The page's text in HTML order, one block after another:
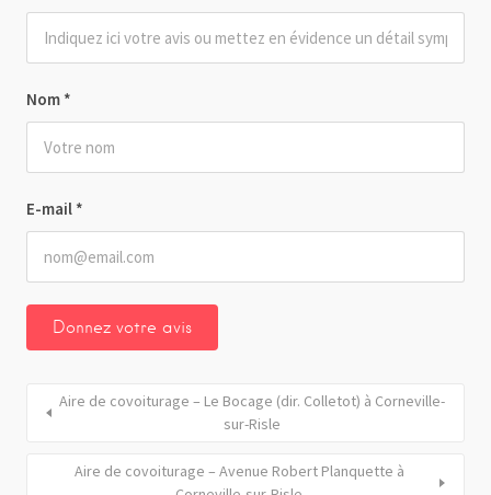
Nom *
E-mail *
Aire de covoiturage – Le Bocage (dir. Colletot) à Corneville-
sur-Risle
Aire de covoiturage – Avenue Robert Planquette à